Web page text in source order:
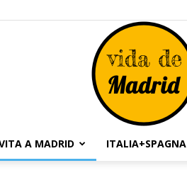
A MADRID ITALIA+SPAGNA